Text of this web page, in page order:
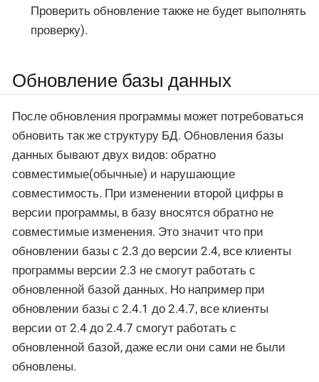
Проверить обновлениетакже не будет выполнять
проверку).
Обновление базы данных
После обновления программы может потребоваться
обновить так же структуру БД. Обновления базы
данных бывают двух видов: обратно
совместимые(обычные) и нарушающие
совместимость. При изменении второй цифры в
версии программы, в базу вносятся обратно не
совместимые изменения. Это значит что при
обновлении базы с 2.3 до версии 2.4, все клиенты
программы версии 2.3 не смогут работать с
обновленной базой данных. Но например при
обновлении базы с 2.4.1 до 2.4.7, все клиенты
версии от 2.4 до 2.4.7 смогут работать с
обновленной базой, даже если они сами не были
обновлены.